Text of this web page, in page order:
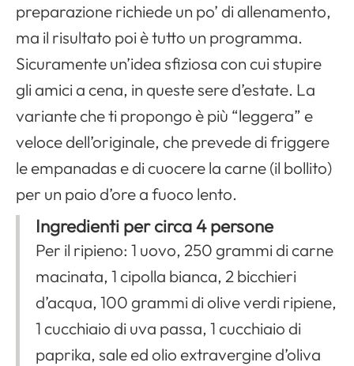
preparazione richiede un po’ di allenamento,
ma il risultato poi è tutto un programma.
Sicuramente un’idea sfiziosa con cui stupire
gli amici a cena, in queste sere d’estate. La
variante che ti propongo è più “leggera” e
veloce dell’originale, che prevede di friggere
le empanadas e di cuocere la carne (il bollito)
per un paio d’ore a fuoco lento.
Ingredienti per circa 4 persone
Per il ripieno: 1 uovo, 250 grammi di carne
macinata, 1 cipolla bianca, 2 bicchieri
d’acqua, 100 grammi di olive verdi ripiene,
1 cucchiaio di uva passa, 1 cucchiaio di
paprika, sale ed olio extravergine d’oliva